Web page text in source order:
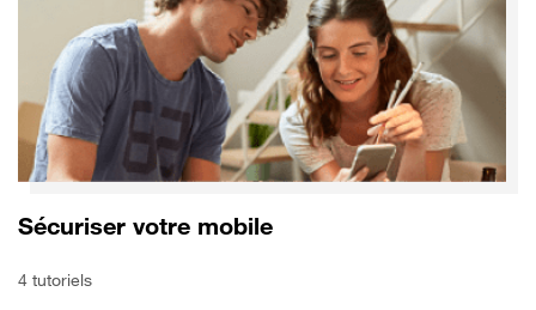
Sécuriser votre mobile
4 tutoriels